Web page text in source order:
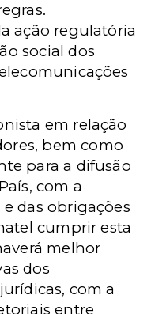
ação regulatória
social dos
em relação
bem como
para a difusão
com a
das obrigações
cumprir esta
melhor
dos
com a
entre